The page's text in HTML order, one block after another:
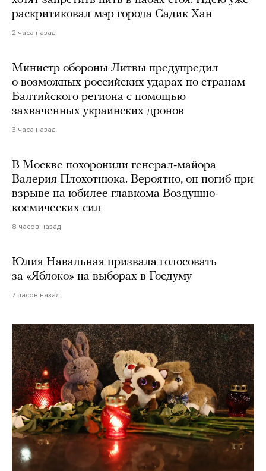
раскритиковал мэр города Садик Хан
2 часа назад
Министр обороны Литвы предупредил
о возможных российских ударах по странам
Балтийского региона с помощью
захваченных украинских дронов
3 часа назад
В Москве похоронили генерал-майора
Валерия Плохотнюка. Вероятно, он погиб при
взрыве на юбилее главкома Воздушно-
космических сил
8 часов назад
Юлия Навальная призвала голосовать
за «Яблоко» на выборах в Госдуму
7 часов назад